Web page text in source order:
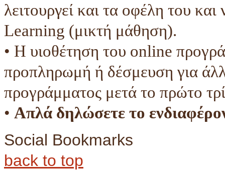
λειτουργεί και τα οφέλη του
Learning (μικτή μάθηση).
• Η υιοθέτηση του online
προπληρωμή ή δέσμευση για
προγράμματος μετά το πρώτο
• Απλά δηλώσετε το
Social Bookmarks
back to top